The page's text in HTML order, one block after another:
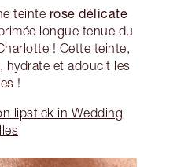
teinte rose délicate
longue tenue du
! Cette teinte,
hydrate et adoucit les
!
lipstick in Wedding